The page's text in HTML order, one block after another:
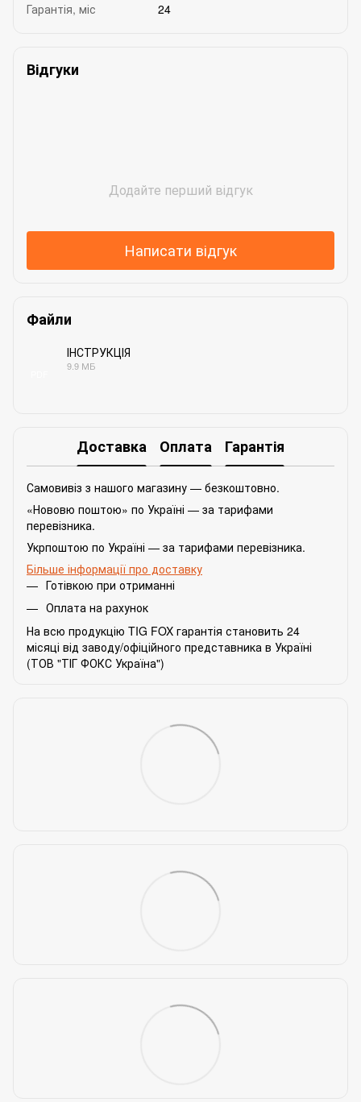
Гарантія, міс
24
Відгуки
Додайте перший відгук
Написати відгук
Файли
ІНСТРУКЦІЯ
9.9 МБ
Доставка Оплата Гарантія
Самовивіз з нашого магазину — безкоштовно.
«Нововю поштою» по Україні — за тарифами
перевізника.
Укрпоштою по Україні — за тарифами перевізника.
Більше інформації про доставку
Готівкою при отриманні
Оплата на рахунок
На всю продукцію TIG FOX гарантія становить 24
місяці від заводу/офіційного представника в Україні
(ТОВ "ТІГ ФОКС Україна")